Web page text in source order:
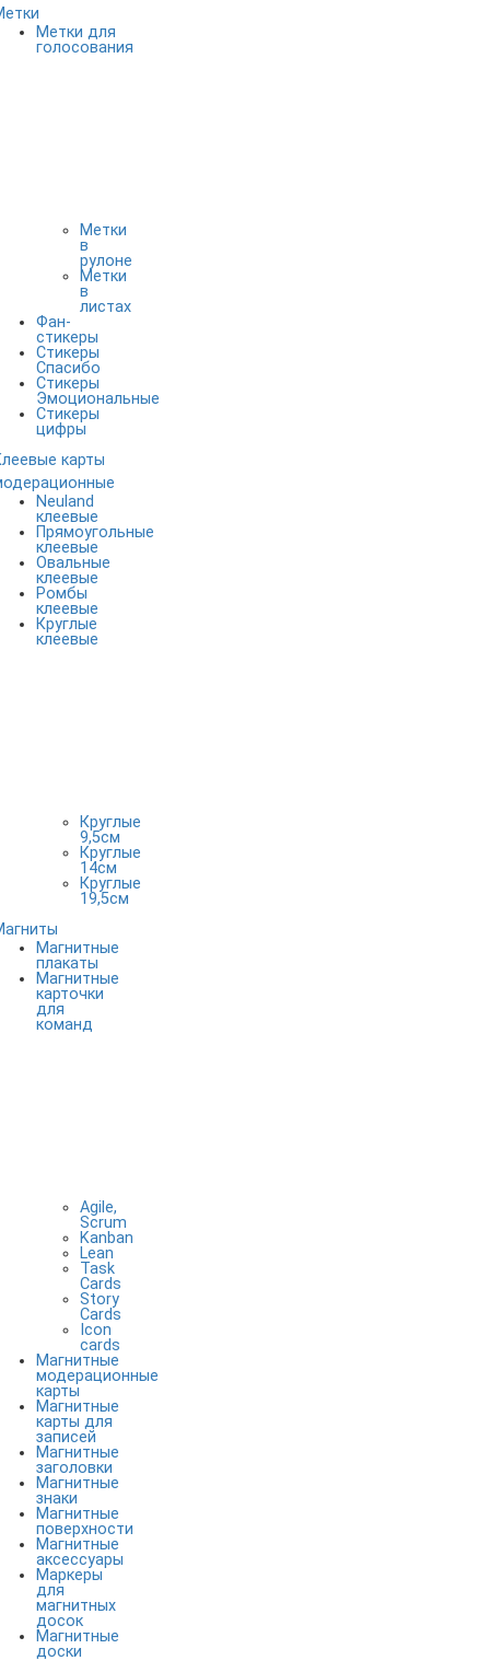
Метки для
голосования
Метки
в
рулоне
Метки
в
листах
Фан-
стикеры
Стикеры
Спасибо
Стикеры
Эмоциональные
Стикеры
цифры
карты
Neuland
клеевые
Прямоугольные
клеевые
Овальные
клеевые
Ромбы
клеевые
Круглые
клеевые
Круглые
9,5см
Круглые
14см
Круглые
19,5см
Магнитные
плакаты
Магнитные
карточки
для
команд
Agile,
Scrum
Kanban
Lean
Task
Cards
Story
Cards
Icon
cards
Магнитные
модерационные
карты
Магнитные
карты для
записей
Магнитные
заголовки
Магнитные
знаки
Магнитные
поверхности
Магнитные
аксессуары
Маркеры
для
магнитных
досок
Магнитные
доски